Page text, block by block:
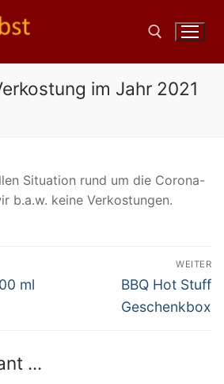
Suchen nach:
im Jahr 2021
Situation rund um die Corona-
b.a.w. keine Verkostungen.
ml
WEITER
Nächster
Beitrag:
BBQ Hot Stuff
Geschenkbox
...